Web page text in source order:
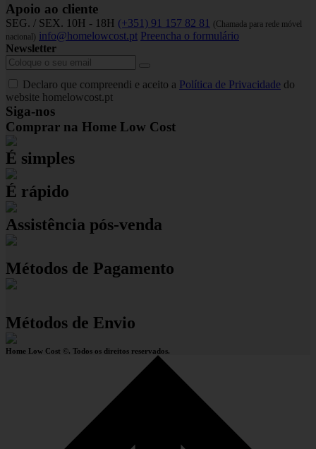
Apoio ao cliente
SEG. / SEX. 10H - 18H (+351) 91 157 82 81 (Chamada para rede móvel
nacional) info@homelowcost.pt Preencha o formulário
Newsletter
Declaro que compreendi e aceito a Política de Privacidade do
website homelowcost.pt
Siga-nos
Comprar na Home Low Cost
É simples
É rápido
Assistência pós-venda
Métodos de Pagamento
Métodos de Envio
Home Low Cost ©. Todos os direitos reservados.